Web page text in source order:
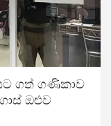
ගත් ගණිකාව
ඔළුව